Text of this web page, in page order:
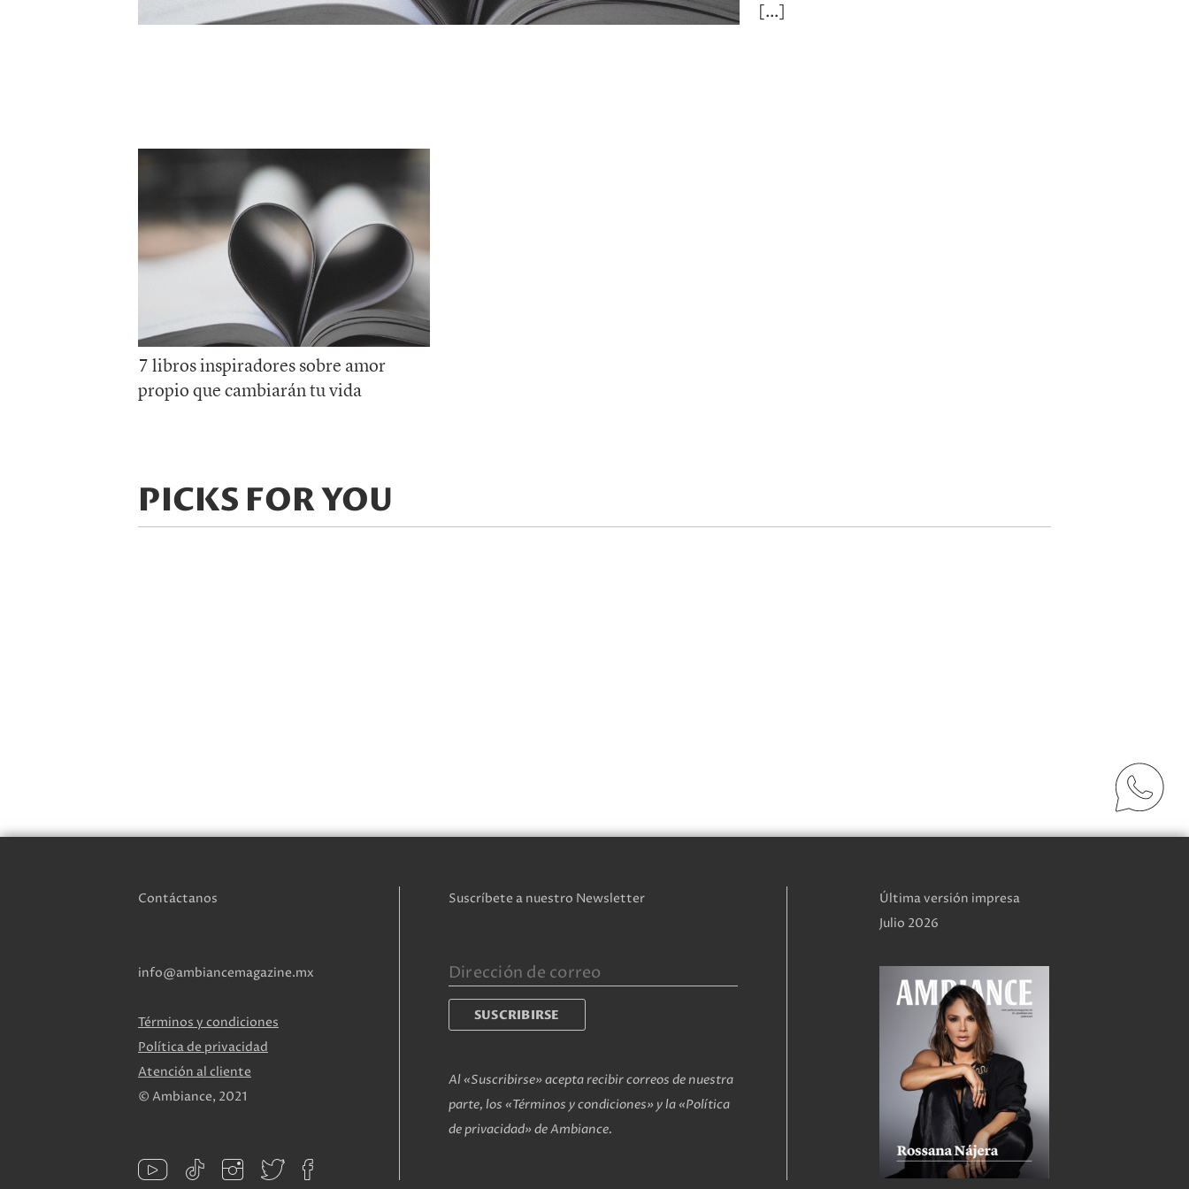
7 libros inspiradores sobre amor
propio que cambiarán tu vida
PICKS FOR YOU
Contáctanos
info@ambiancemagazine.mx
Términos y condiciones
Política de privacidad
Atención al cliente
© Ambiance, 2021
Suscríbete a nuestro Newsletter
Al «Suscribirse» acepta recibir correos de nuestra
parte, los «Términos y condiciones» y la «Política
de privacidad» de Ambiance.
Última versión impresa
Julio 2026